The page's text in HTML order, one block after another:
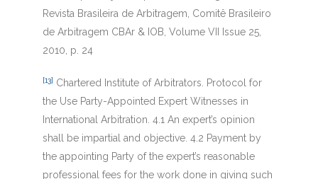
Revista Brasileira de Arbitragem, Comitê Brasileiro
de Arbitragem CBAr & IOB, Volume VII Issue 25,
2010, p. 24
[13] Chartered Institute of Arbitrators. Protocol for
the Use Party-Appointed Expert Witnesses in
International Arbitration. 4.1 An expert’s opinion
shall be impartial and objective. 4.2 Payment by
the appointing Party of the expert’s reasonable
professional fees for the work done in giving such